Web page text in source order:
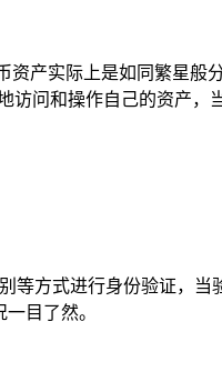
资产实际上是如同繁星般
问和操作自己的资产，
等方式进行身份验证，当
目了然。